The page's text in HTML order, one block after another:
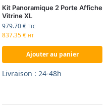
Kit Panoramique 2 Porte Affiche
Vitrine XL
979.70€ TTC
837.35€ HT
Ajouter au panier
Livraison : 24-48h